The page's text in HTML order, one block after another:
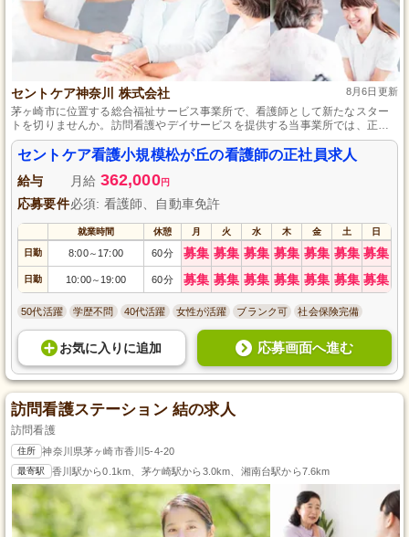
セントケア神奈川 株式会社 8月6日更新
茅ヶ崎市に位置する総合福祉サービス事業所で、看護師として新たなスター
トを切りませんか。訪問看護やデイサービスを提供する当事業所では、正社
員看護師を募集しています。スキルアップを目指せる充実した教育研修制度
があり、実務経験を積みながらキャリアアップができる環境が整っていま
す。
セントケア看護小規模松が丘の看護師の正社員求人
給与 月給 362,000円
応募要件必須: 看護師、自動車免許
就業時間 休憩 月 火 水 木 金 土 日
日勤 8:00～ 17:00 60分 募集 募集 募集 募集 募集 募集 募集
日勤 10:00～ 19:00 60分 募集 募集 募集 募集 募集 募集 募集
50代活躍 学歴不問 40代活躍 女性が活躍 ブランク可 社会保険完備
お気に入り に追加 応募画面へ進む
訪問看護ステーション 結の求人
訪問看護
住所 神奈川県茅ヶ崎市香川5-4-20
最寄駅 香川駅から0.1km、茅ケ崎駅から3.0km、湘南台駅から7.6km